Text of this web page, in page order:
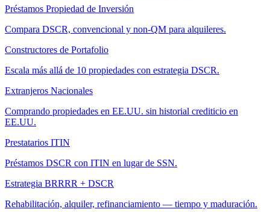
Préstamos Propiedad de Inversión
Compara DSCR, convencional y non-QM para alquileres.
Constructores de Portafolio
Escala más allá de 10 propiedades con estrategia DSCR.
Extranjeros Nacionales
Comprando propiedades en EE.UU. sin historial crediticio en
EE.UU.
Prestatarios ITIN
Préstamos DSCR con ITIN en lugar de SSN.
Estrategia BRRRR + DSCR
Rehabilitación, alquiler, refinanciamiento — tiempo y maduración.